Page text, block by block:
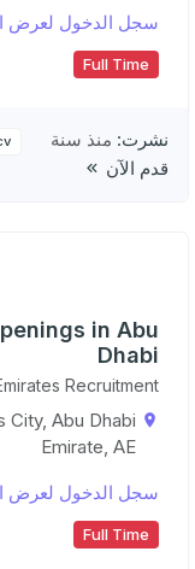
سجل الدخول لعرض
Full Time
نشرت: منذ سنة
قدم الآن
in Abu
Dhabi
Recruitment
City, Abu Dhabi
Emirate, AE
سجل الدخول لعرض
Full Time